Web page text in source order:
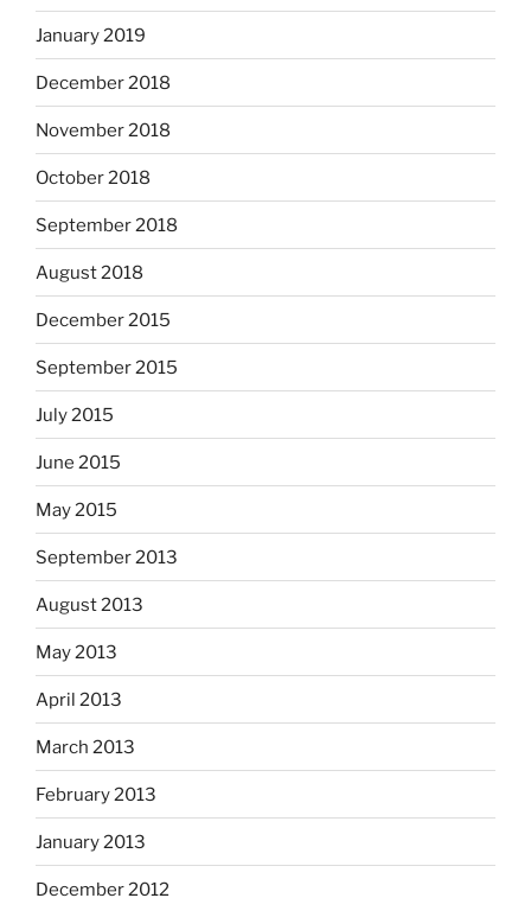
January 2019
December 2018
November 2018
October 2018
September 2018
August 2018
December 2015
September 2015
July 2015
June 2015
May 2015
September 2013
August 2013
May 2013
April 2013
March 2013
February 2013
January 2013
December 2012